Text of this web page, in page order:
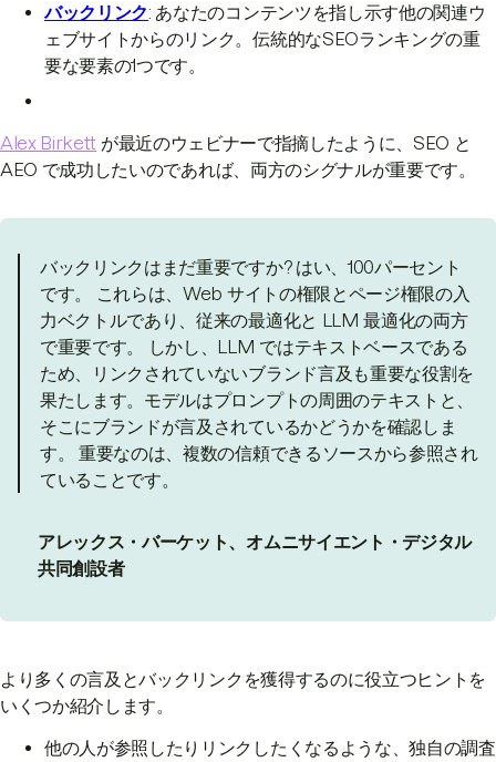
バックリンク: あなたのコンテンツを指し示す他の関連ウ
ェブサイトからのリンク。伝統的なSEOランキングの重
要な要素の1つです。
Alex Birkett が最近のウェビナーで指摘したように、SEO と
AEO で成功したいのであれば、両方のシグナルが重要です。
バックリンクはまだ重要ですか? はい、100パーセント
です。 これらは、Web サイトの権限とページ権限の入
力ベクトルであり、従来の最適化と LLM 最適化の両方
で重要です。 しかし、LLM ではテキストベースである
ため、リンクされていないブランド言及も重要な役割を
果たします。モデルはプロンプトの周囲のテキストと、
そこにブランドが言及されているかどうかを確認しま
す。 重要なのは、複数の信頼できるソースから参照され
ていることです。
アレックス・バーケット、オムニサイエント・デジタル
共同創設者
より多くの言及とバックリンクを獲得するのに役立つヒントを
いくつか紹介します。
他の人が参照したりリンクしたくなるような、独自の調査